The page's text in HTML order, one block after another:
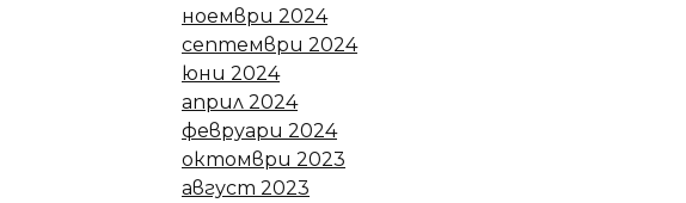
ноември 2024
септември 2024
юни 2024
април 2024
февруари 2024
октомври 2023
август 2023